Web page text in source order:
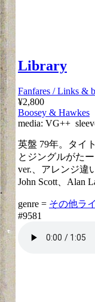
Library
Fanfares / Links &
¥2,800
Boosey & Hawkes
media: VG++
英盤 79年。タイ
とジングルがた
ver.、アレンジ違
John Scott、Alan
genre = その他ラ
#9581